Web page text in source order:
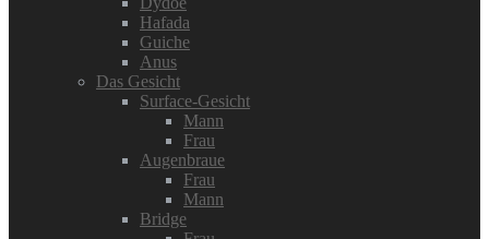
Hafada
Guiche
Anus
Das Gesicht
Surface-Gesicht
Mann
Frau
Augenbraue
Frau
Mann
Bridge